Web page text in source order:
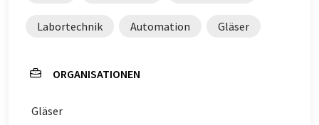
Labortechnik Automation Gläser
ORGANISATIONEN
Gläser